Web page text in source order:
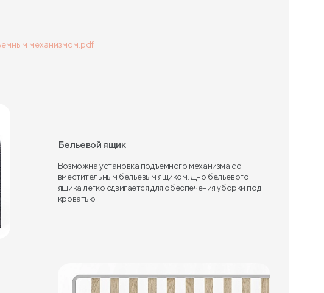
механизмом.pdf
Бельевой ящик
Возможна установка подъемного механизма со
вместительным бельевым ящиком. Дно бельевого
ящика легко сдвигается для обеспечения уборки под
кроватью.